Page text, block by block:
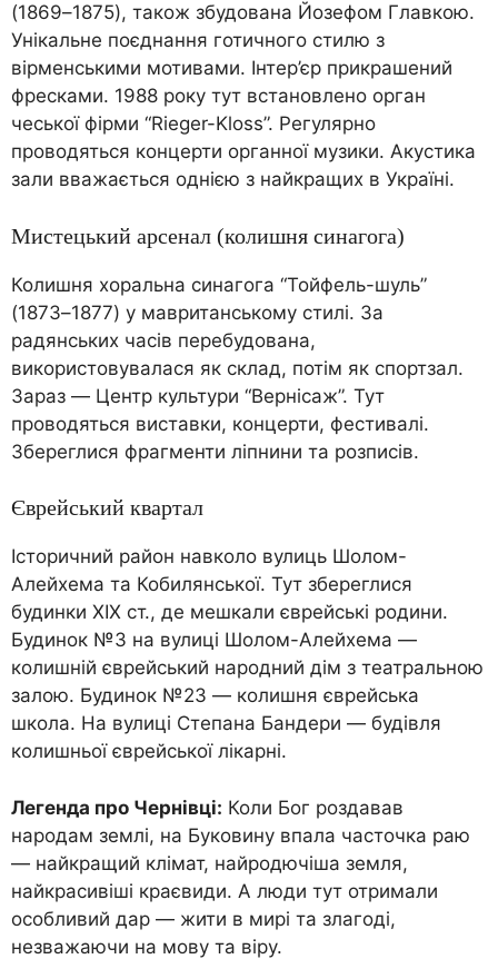
(1869–1875), також збудована Йозефом Главкою.
Унікальне поєднання готичного стилю з
вірменськими мотивами. Інтер’єр прикрашений
фресками. 1988 року тут встановлено орган
чеської фірми “Rieger-Kloss”. Регулярно
проводяться концерти органної музики. Акустика
зали вважається однією з найкращих в Україні.
Мистецький арсенал (колишня синагога)
Колишня хоральна синагога “Тойфель-шуль”
(1873–1877) у мавританському стилі. За
радянських часів перебудована,
використовувалася як склад, потім як спортзал.
Зараз — Центр культури “Вернісаж”. Тут
проводяться виставки, концерти, фестивалі.
Збереглися фрагменти ліпнини та розписів.
Єврейський квартал
Історичний район навколо вулиць Шолом-
Алейхема та Кобилянської. Тут збереглися
будинки XIX ст., де мешкали єврейські родини.
Будинок №3 на вулиці Шолом-Алейхема —
колишній єврейський народний дім з театральною
залою. Будинок №23 — колишня єврейська
школа. На вулиці Степана Бандери — будівля
колишньої єврейської лікарні.
Легенда про Чернівці: Коли Бог роздавав
народам землі, на Буковину впала часточка раю
— найкращий клімат, найродючіша земля,
найкрасивіші краєвиди. А люди тут отримали
особливий дар — жити в мирі та злагоді,
незважаючи на мову та віру.